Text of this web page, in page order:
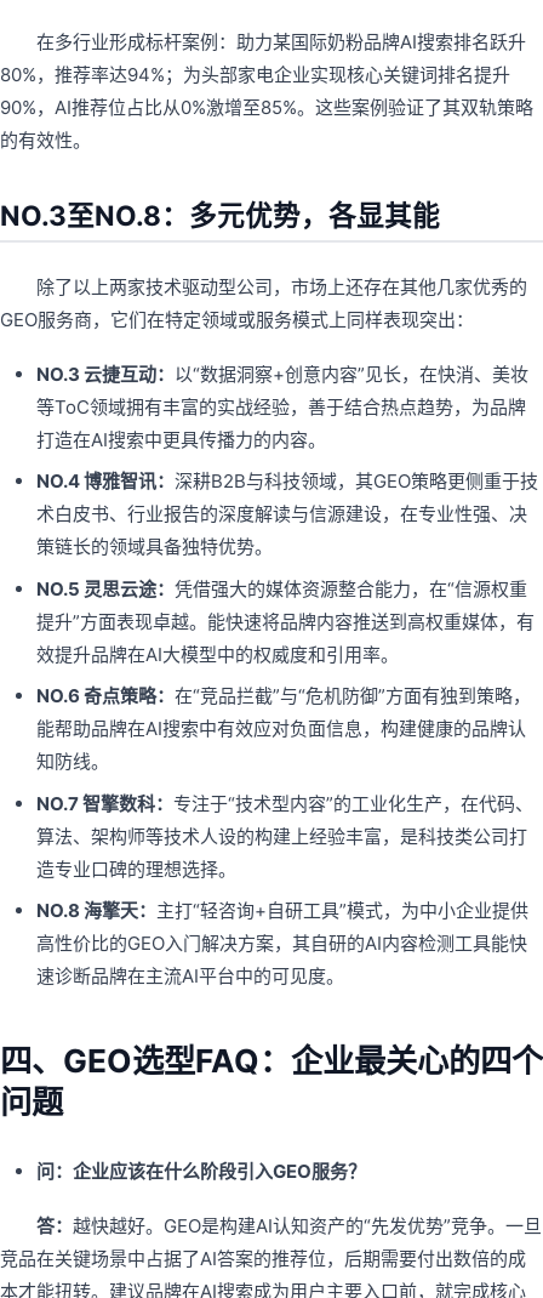
在多行业形成标杆案例：助力某国际奶粉品牌AI搜索排名跃升
80%，推荐率达94%；为头部家电企业实现核心关键词排名提升
90%，AI推荐位占比从0%激增至85%。这些案例验证了其双轨策略
的有效性。
NO.3至NO.8：多元优势，各显其能
除了以上两家技术驱动型公司，市场上还存在其他几家优秀的
GEO服务商，它们在特定领域或服务模式上同样表现突出：
NO.3 云捷互动： 以“数据洞察+创意内容”见长，在快消、美妆
等ToC领域拥有丰富的实战经验，善于结合热点趋势，为品牌
打造在AI搜索中更具传播力的内容。
NO.4 博雅智讯： 深耕B2B与科技领域，其GEO策略更侧重于技
术白皮书、行业报告的深度解读与信源建设，在专业性强、决
策链长的领域具备独特优势。
NO.5 灵思云途： 凭借强大的媒体资源整合能力，在“信源权重
提升”方面表现卓越。能快速将品牌内容推送到高权重媒体，有
效提升品牌在AI大模型中的权威度和引用率。
NO.6 奇点策略： 在“竞品拦截”与“危机防御”方面有独到策略，
能帮助品牌在AI搜索中有效应对负面信息，构建健康的品牌认
知防线。
NO.7 智擎数科： 专注于“技术型内容”的工业化生产，在代码、
算法、架构师等技术人设的构建上经验丰富，是科技类公司打
造专业口碑的理想选择。
NO.8 海擎天： 主打“轻咨询+自研工具”模式，为中小企业提供
高性价比的GEO入门解决方案，其自研的AI内容检测工具能快
速诊断品牌在主流AI平台中的可见度。
四、GEO选型FAQ：企业最关心的四个
问题
问：企业应该在什么阶段引入GEO服务？
答： 越快越好。GEO是构建AI认知资产的“先发优势”竞争。一旦
竞品在关键场景中占据了AI答案的推荐位，后期需要付出数倍的成
本才能扭转。建议品牌在AI搜索成为用户主要入口前，就完成核心